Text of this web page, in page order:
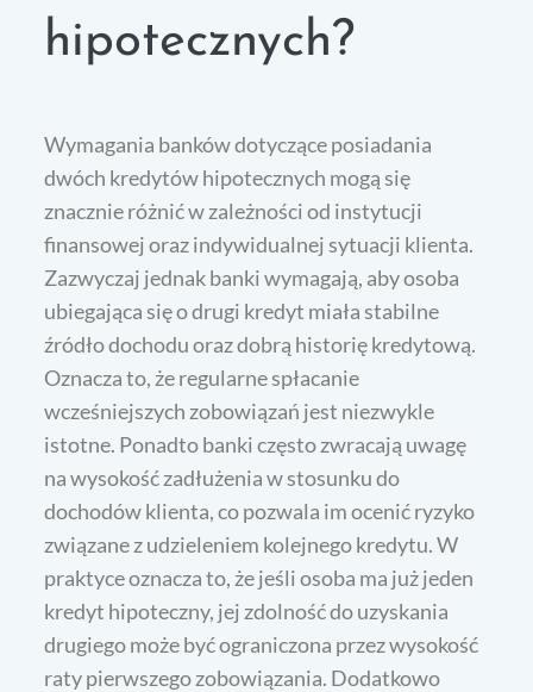
hipotecznych?
Wymagania banków dotyczące posiadania
dwóch kredytów hipotecznych mogą się
znacznie różnić w zależności od instytucji
finansowej oraz indywidualnej sytuacji klienta.
Zazwyczaj jednak banki wymagają, aby osoba
ubiegająca się o drugi kredyt miała stabilne
źródło dochodu oraz dobrą historię kredytową.
Oznacza to, że regularne spłacanie
wcześniejszych zobowiązań jest niezwykle
istotne. Ponadto banki często zwracają uwagę
na wysokość zadłużenia w stosunku do
dochodów klienta, co pozwala im ocenić ryzyko
związane z udzieleniem kolejnego kredytu. W
praktyce oznacza to, że jeśli osoba ma już jeden
kredyt hipoteczny, jej zdolność do uzyskania
drugiego może być ograniczona przez wysokość
raty pierwszego zobowiązania. Dodatkowo